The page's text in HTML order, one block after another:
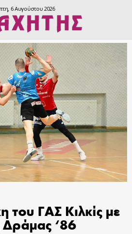
6 Αυγούστου 2026
του ΓΑΣ Κιλκίς με
Δράμας ‘86